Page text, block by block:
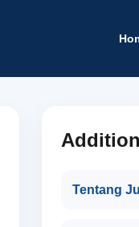
Tentang